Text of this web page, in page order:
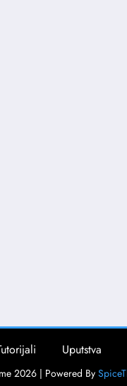
Uputstva
2026 | Powered By